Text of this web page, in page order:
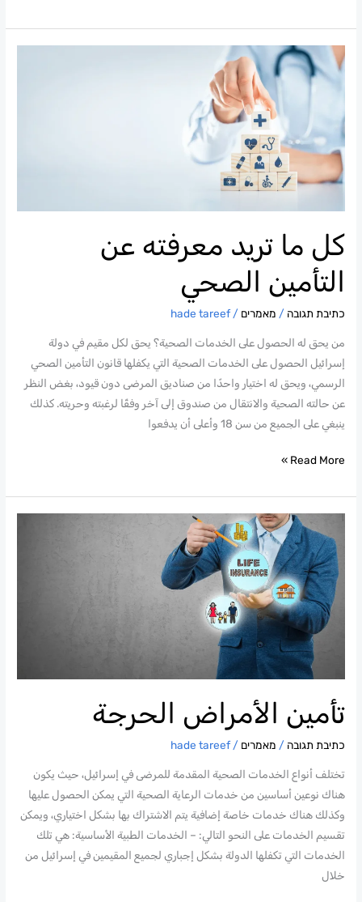
كل ما تريد معرفته عن
التأمين الصحي
כתיבת תגובה / מאמרים /
hade tareef
من يحق له الحصول على الخدمات الصحية؟ يحق لكل مقيم في دولة
إسرائيل الحصول على الخدمات الصحية التي يكفلها قانون التأمين الصحي
الرسمي، ويحق له اختيار واحدًا من صناديق المرضى دون قيود، بغض النظر
عن حالته الصحية والانتقال من صندوق إلى آخر وفقًا لرغبته وحريته. كذلك
ينبغي على الجميع من سن 18 وأعلى أن يدفعوا
كل
ما
معرفته
عن
التأمين
الصحي
Read More »
تأمين الأمراض الحرجة
כתיבת תגובה / מאמרים /
hade tareef
تختلف أنواع الخدمات الصحية المقدمة للمرضى في إسرائيل، حيث يكون
هناك نوعين أساسين من خدمات الرعاية الصحية التي يمكن الحصول عليها
وكذلك هناك خدمات خاصة إضافية يتم الاشتراك بها بشكل اختياري، ويمكن
تقسيم الخدمات على النحو التالي: – الخدمات الطبية الأساسية: هي تلك
الخدمات التي تكفلها الدولة بشكل إجباري لجميع المقيمين في إسرائيل من
خلال
تأمين
الأمراض
الحرجة